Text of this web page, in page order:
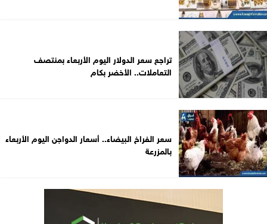
تراجع سعر الدولار اليوم الأربعاء بمنتصف
التعاملات.. الأخضر بكام
سعر الفراخ البيضاء.. أسعار الدواجن اليوم الأربعاء
بالمزرعة